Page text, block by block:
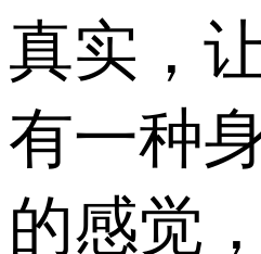
真实，
有一种
的感觉